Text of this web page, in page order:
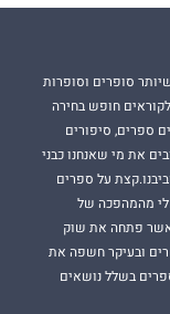
סופרים וסופרות
חופש בחירה
ספרים, סיפורים
את מי שאנחנו כבני
על ספרים
מהמהפכה של
אשר פתחה את שוק
ובעיקר חשפה את
בשלל נושאים